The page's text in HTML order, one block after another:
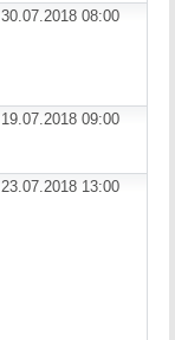
30.07.2018 08:00
19.07.2018 09:00
23.07.2018 13:00